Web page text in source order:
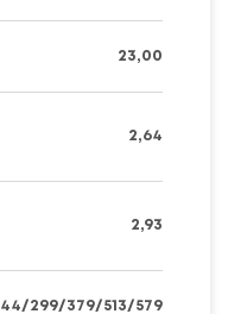
23,00
2,64
2,93
299/379/513/579